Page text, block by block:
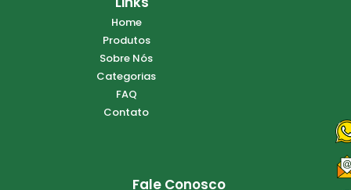
Home
Produtos
Sobre Nós
Categorias
FAQ
Contato
Fale Conosco